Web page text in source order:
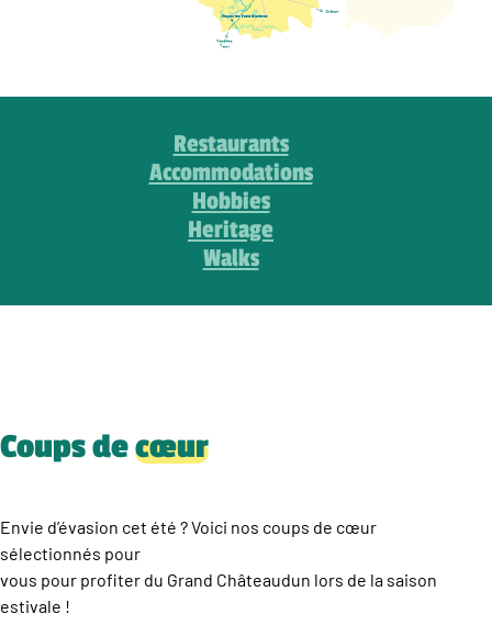
Restaurants
Accommodations
Hobbies
Heritage
Walks
Coups decœur
Envie d’évasion cet été ? Voici nos coups de cœur
sélectionnés pour
vous pour profiter du Grand Châteaudun lors de la saison
estivale !